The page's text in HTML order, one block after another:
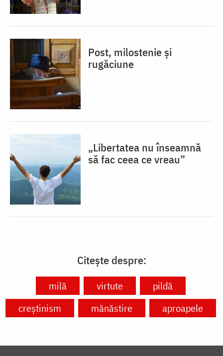
Post, milostenie și
rugăciune
„Libertatea nu înseamnă
să fac ceea ce vreau”
Citește despre:
milă virtute
pildă
creștinism
mănăstire aproapele